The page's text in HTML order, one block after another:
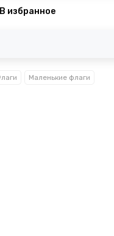
В избранное
Маленькие флаги